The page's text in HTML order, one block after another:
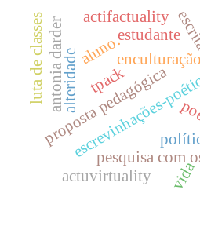
proposta pedagógica
escrevinhações-
pesquisa com
tpack
alteridade
vida
aluno.
antonia darder estudante
actuvirtuality
actifactuality
luta de classes